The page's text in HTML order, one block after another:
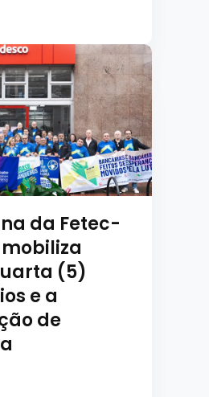
da Fetec-
mobiliza
(5)
e a
de